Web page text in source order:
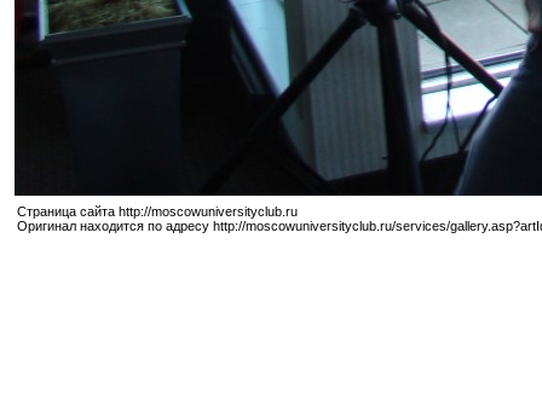
Страница сайта http://moscowuniversityclub.ru
Оригинал находится по адресу http://moscowuniversityclub.ru/services/